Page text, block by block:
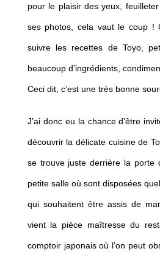
pour le plaisir des yeux,
ses photos, cela vaut le coup !
suivre les recettes de Toyo,
beaucoup d’ingrédients,
Ceci dit, c’est une très bonne
J’ai donc eu la chance d’être
découvrir la délicate cuisine de
se trouve juste derrière la porte
petite salle où sont disposées
qui souhaitent être assis de
vient la pièce maîtresse du
comptoir japonais où l’on peut